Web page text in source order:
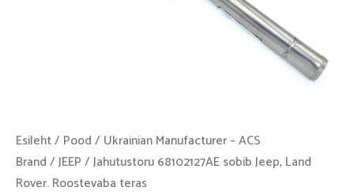
Esileht/ Pood / Ukrainian Manufacturer – ACS
Brand /JEEP / Jahutustoru 68102127AE sobib Jeep, Land
Rover. Roostevaba teras